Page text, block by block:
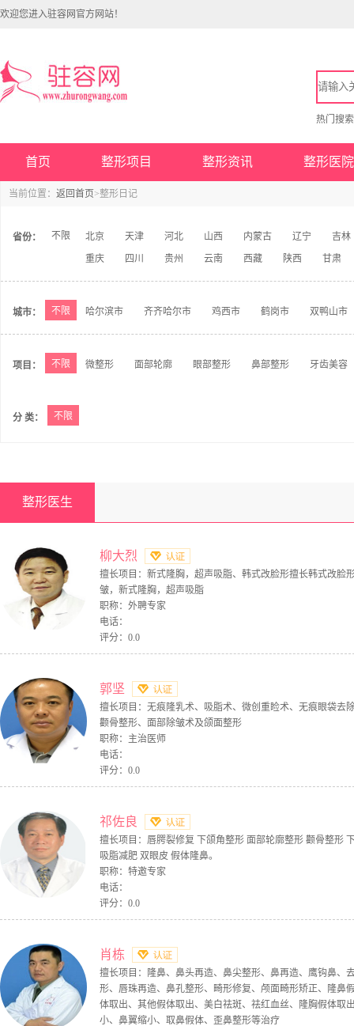
欢迎您进入驻容网官方网站！
热门搜
首页 整形项目 整形资讯 整形医院
当前位置： 返回首页>整形日记
省份： 北京 天津 河北 山西 内蒙古 辽宁
吉林
重庆
四川 贵州 云南 西藏 陕西 甘肃
不限
城市： 哈尔滨市 齐齐哈尔市 鸡西市 鹤岗市 双鸭山市
不限
项目： 微整形 面部轮廓 眼部整形 鼻部整形 牙齿美容
不限
分 类： 不限
整形医生
柳大烈
擅长项目：新式隆胸，超声吸脂、韩式改脸形擅长韩式改脸
皱，新式隆胸，超声吸脂
职称：外聘专家
电话：
评分：0.0
郭坚
擅长项目：无痕隆乳术、吸脂术、微创重睑术、无痕眼袋去
颧骨整形、面部除皱术及颌面整形
职称：主治医师
电话：
评分：0.0
祁佐良
擅长项目：唇腭裂修复 下颌角整形 面部轮廓整形 颧骨整形
吸脂减肥 双眼皮 假体隆鼻。
职称：特邀专家
电话：
评分：0.0
肖栋
擅长项目：隆鼻、鼻头再造、鼻尖整形、鼻再造、鹰钩鼻、
形、唇珠再造、鼻孔整形、畸形修复、颅面畸形矫正、隆鼻
体取出、其他假体取出、美白祛斑、祛红血丝、隆胸假体取
小、鼻翼缩小、取鼻假体、歪鼻整形等治疗